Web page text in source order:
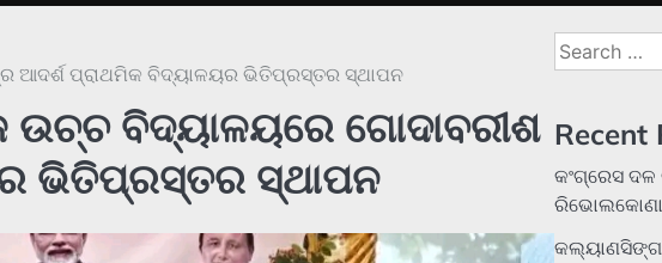
ଆଦର୍ଶ ପ୍ରାଥମିକ ବିଦ୍ୟାଳୟର ଭିତିପ୍ରସ୍ତର ସ୍ଥାପନ
ଉଚ୍ଚ ବିଦ୍ୟାଳୟରେ ଗୋଦାବରୀଶ
ଭିତିପ୍ରସ୍ତର ସ୍ଥାପନ
Search
for:
Recent
କଂଗ୍ରେସ